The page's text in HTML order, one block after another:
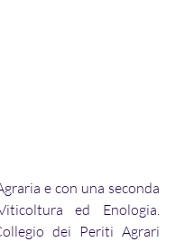
e con una seconda
ed Enologia.
dei Periti Agrari